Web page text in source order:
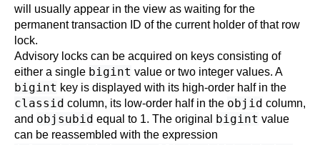
will usually appear in the view as waiting for the
permanent transaction ID of the current holder of that row
lock.
Advisory locks can be acquired on keys consisting of
either a single bigint value or two integer values. A
bigint key is displayed with its high-order half in the
classid column, its low-order half in the objid column,
and objsubid equal to 1. The original bigint value
can be reassembled with the expression